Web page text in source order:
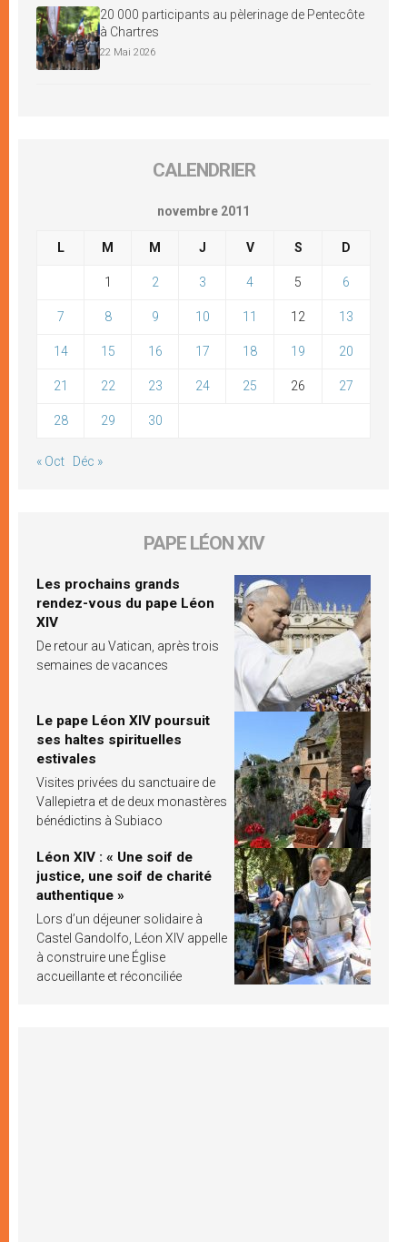
20 000 participants au pèlerinage de Pentecôte
à Chartres
22 Mai 2026
CALENDRIER
novembre 2011
L M M J V S D
1 2 3 4 5 6
7 8 9 10 11 12 13
14 15 16 17 18 19 20
21 22 23 24 25 26 27
28 29 30
« Oct Déc »
PAPE LÉON XIV
Les prochains grands
rendez-vous du pape Léon
XIV
De retour au Vatican, après trois
semaines de vacances
Le pape Léon XIV poursuit
ses haltes spirituelles
estivales
Visites privées du sanctuaire de
Vallepietra et de deux monastères
bénédictins à Subiaco
Léon XIV : « Une soif de
justice, une soif de charité
authentique »
Lors d’un déjeuner solidaire à
Castel Gandolfo, Léon XIV appelle
à construire une Église
accueillante et réconciliée